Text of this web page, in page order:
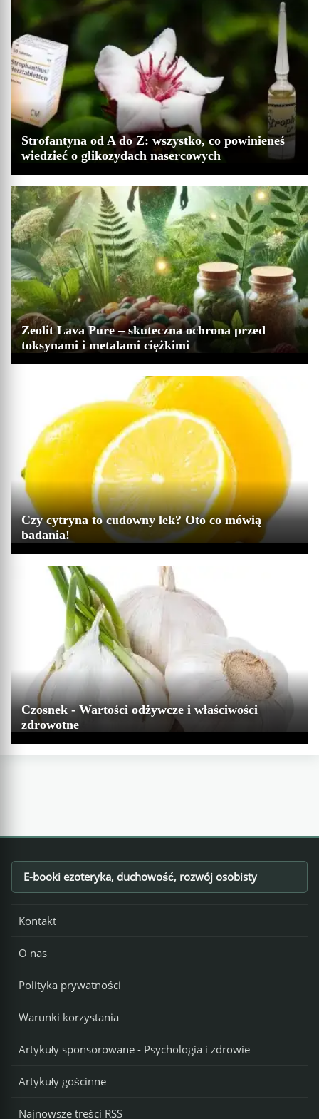
Strofantyna od A do Z: wszystko, co powinieneś
wiedzieć o glikozydach nasercowych
Zeolit Lava Pure – skuteczna ochrona przed
toksynami i metalami ciężkimi
Czy cytryna to cudowny lek? Oto co mówią
badania!
Czosnek - Wartości odżywcze i właściwości
zdrowotne
Footer
E-booki ezoteryka, duchowość, rozwój osobisty
Kontakt
O nas
Polityka prywatności
Warunki korzystania
Artykuły sponsorowane - Psychologia i zdrowie
Artykuły gościnne
Najnowsze treści RSS